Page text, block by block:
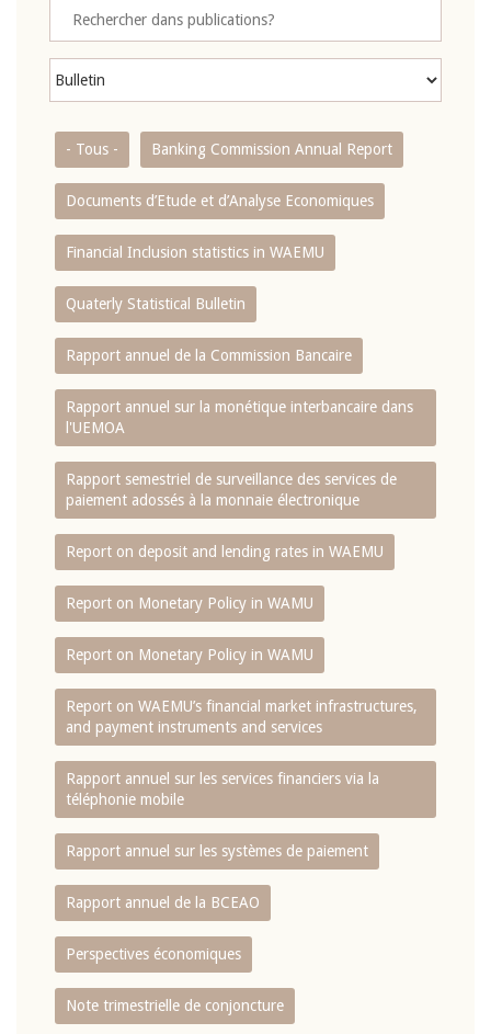
- Tous - Banking Commission Annual Report
Documents d’Etude et d’Analyse Economiques
Financial Inclusion statistics in WAEMU
Quaterly Statistical Bulletin
Rapport annuel de la Commission Bancaire
Rapport annuel sur la monétique interbancaire dans
l'UEMOA
Rapport semestriel de surveillance des services de
paiement adossés à la monnaie électronique
Report on deposit and lending rates in WAEMU
Report on Monetary Policy in WAMU
Report on Monetary Policy in WAMU
Report on WAEMU’s financial market infrastructures,
and payment instruments and services
Rapport annuel sur les services financiers via la
téléphonie mobile
Rapport annuel sur les systèmes de paiement
Rapport annuel de la BCEAO
Perspectives économiques
Note trimestrielle de conjoncture